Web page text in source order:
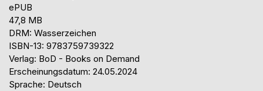
ePUB
47,8 MB
DRM: Wasserzeichen
ISBN-13: 9783759739322
Verlag: BoD - Books on Demand
Erscheinungsdatum: 24.05.2024
Sprache: Deutsch